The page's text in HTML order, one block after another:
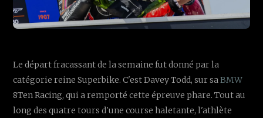
Le départ fracassant de la semaine fut donné par la
catégorie reine Superbike. C'est Davey Todd, sur saBMW
8Ten Racing, qui a remporté cette épreuve phare. Tout au
long des quatre tours d'une course haletante, l'athlète